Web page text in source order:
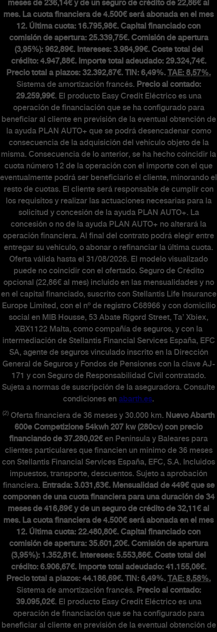
MUNDO ABARTH
Abarth Classiche
meses de 236,14€ y de un seguro de crédito de 22,86€ al
mes. La cuota financiera de 4.500€ será abonada en el mes
12. Última cuota: 16.795,98€. Capital financiado con
comisión de apertura: 25.339,75€. Comisión de apertura
(3,95%): 962,89€. Intereses: 3.984,99€. Coste total del
crédito: 4.947,88€. Importe total adeudado: 29.324,74€.
Precio total a plazos: 32.392,87€. TIN: 6,49%. TAE: 8,57%.
Sistema de amortización francés. Precio al contado:
29.259,99€. El producto Easy Credit Eléctrico es una
operación de financiación que se ha configurado para
beneficiar al cliente en previsión de la eventual obtención de
la ayuda PLAN AUTO+ que se podrá desencadenar como
consecuencia de la adquisición del vehículo objeto de la
misma. Consecuencia de lo anterior, se ha hecho coincidir la
cuota número 12 de la operación con el importe con el que
eventualmente podrá ser beneficiario el cliente, minorando el
resto de cuotas. El cliente será responsable de cumplir con
los requisitos y realizar las actuaciones necesarias para la
solicitud y concesión de la ayuda PLAN AUTO+. La
concesión o no de la ayuda PLAN AUTO+ no alterará la
operación financiera. Al final del contrato podrá elegir entre
entregar su vehículo, o abonar o refinanciar la última cuota.
Oferta válida hasta el 31/08/2026. El modelo visualizado
puede no coincidir con el ofertado. Seguro de Crédito
opcional (22,86€ al mes) incluido en las mensualidades y no
en el capital financiado, suscrito con Stellantis Life Insurance
Europe Limited, con el nº de registro C68966 y con domicilio
social en MIB Housse, 53 Abate Rigord Street, Ta’ Xbiex,
XBX1122 Malta, como compañía de seguros, y con la
intermediación de Stellantis Financial Services España, EFC
SA, agente de seguros vinculado inscrito en la Dirección
General de Seguros y Fondos de Pensiones con la clave AJ-
171 y con Seguro de Responsabilidad Civil contratado.
Sujeta a normas de suscripción de la aseguradora. Consulte
condiciones en abarth.es.
(2) Oferta financiera de 36 meses y 30.000 km. Nuevo Abarth
600e Competizione 54kwh 207 kw (280cv) con precio
financiando de 37.280,02€en Península y Baleares para
clientes particulares que financien un mínimo de 36 meses
con Stellantis Financial Services España, EFC, S.A. Incluidos
impuestos, transporte, descuentos. Sujeto a aprobación
financiera. Entrada: 3.031,63€. Mensualidad de 449€ que se
componen de una cuota financiera para una duración de 34
meses de 416,89€ y de un seguro de crédito de 32,11€ al
mes. La cuota financiera de 4.500€ será abonada en el mes
12. Última cuota: 22.480,80€. Capital financiado con
comisión de apertura: 35.601,20€. Comisión de apertura
(3,95%): 1.352,81€. Intereses: 5.553,86€. Coste total del
crédito: 6.906,67€. Importe total adeudado: 41.155,06€.
Precio total a plazos: 44.186,69€. TIN: 6,49%. TAE: 8,58%.
Sistema de amortización francés. Precio al contado:
39.095,02€. El producto Easy Credit Eléctrico es una
operación de financiación que se ha configurado para
beneficiar al cliente en previsión de la eventual obtención de